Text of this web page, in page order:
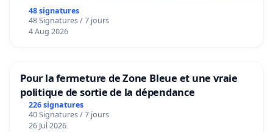
48 signatures
48 Signatures / 7 jours
4 Aug 2026
Pour la fermeture de Zone Bleue et une vraie
politique de sortie de la dépendance
226 signatures
40 Signatures / 7 jours
26 Jul 2026